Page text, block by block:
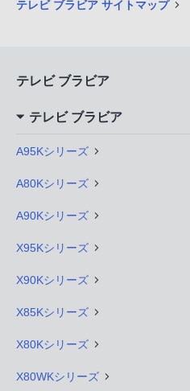
テレビ ブラビア サイトマップ
テレビ ブラビア
テレビ ブラビア
A95Kシリーズ
A80Kシリーズ
A90Kシリーズ
X95Kシリーズ
X90Kシリーズ
X85Kシリーズ
X80Kシリーズ
X80WKシリーズ